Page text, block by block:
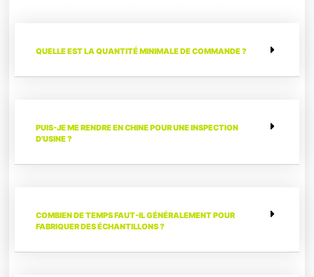
QUELLE EST LA QUANTITÉ MINIMALE DE COMMANDE ?
PUIS-JE ME RENDRE EN CHINE POUR UNE INSPECTION
D'USINE ?
COMBIEN DE TEMPS FAUT-IL GÉNÉRALEMENT POUR
FABRIQUER DES ÉCHANTILLONS ?